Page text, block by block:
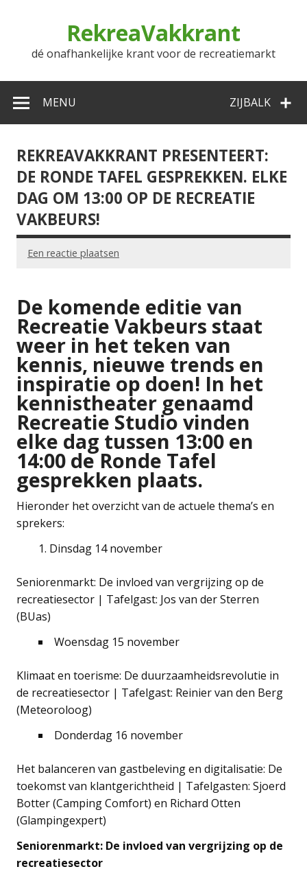
RekreaVakkrant
dé onafhankelijke krant voor de recreatiemarkt
ZIJBALK
MENU
REKREAVAKKRANT PRESENTEERT:
DE RONDE TAFEL GESPREKKEN. ELKE
DAG OM 13:00 OP DE RECREATIE
VAKBEURS!
Een reactie plaatsen
De komende editie van
Recreatie Vakbeurs staat
weer in het teken van
kennis, nieuwe trends en
inspiratie op doen! In het
kennistheater genaamd
Recreatie Studio vinden
elke dag tussen 13:00 en
14:00 de Ronde Tafel
gesprekken plaats.
Hieronder het overzicht van de actuele thema’s en
sprekers:
Dinsdag 14 november
Seniorenmarkt: De invloed van vergrijzing op de
recreatiesector | Tafelgast: Jos van der Sterren
(BUas)
Woensdag 15 november
Klimaat en toerisme: De duurzaamheidsrevolutie in
de recreatiesector | Tafelgast: Reinier van den Berg
(Meteoroloog)
Donderdag 16 november
Het balanceren van gastbeleving en digitalisatie: De
toekomst van klantgerichtheid | Tafelgasten: Sjoerd
Botter (Camping Comfort) en Richard Otten
(Glampingexpert)
Seniorenmarkt: De invloed van vergrijzing op de
recreatiesector